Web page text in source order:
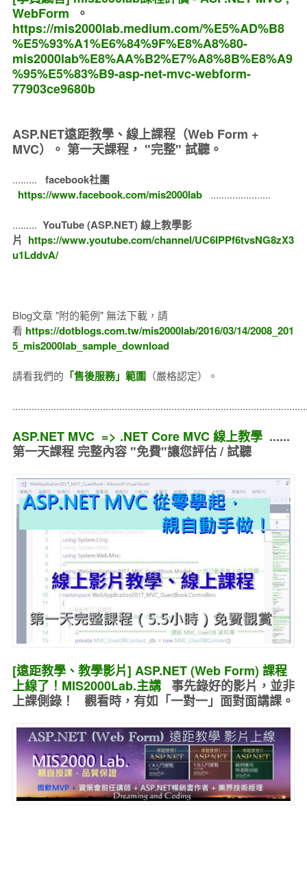
WebForm 。
https://mis2000lab.medium.com/%E5%AD%B8
%E5%93%A1%E6%84%9F%E8%A8%80-
mis2000lab%E8%AA%B2%E7%A8%8B%E8%A9
%95%E5%83%B9-asp-net-mvc-webform-
77903ce9680b
ASP.NET遠距教學、線上課程（Web Form +
MVC）。 第一天課程， "完整" 試聽。
.........
facebook社團
https://www.facebook.com/mis2000lab
......................
......... YouTube (ASP.NET) 線上教學影
片 https://www.youtube.com/channel/UC6IPPf6tvsNG8zX3
u1LddvA/
Blog文章 "附的範例" 無法下載，請
看 https://dotblogs.com.tw/mis2000lab/2016/03/14/2008_201
5_mis2000lab_sample_download
請看我們的 「售後服務」範圍（嚴格認定）。
ASP.NET MVC => .NET Core MVC 線上教學......
第一天課程 完整內容 "免費"讓您評估 / 試聽
[遠距教學、教學影片] ASP.NET (Web Form) 課程
上線了！MIS2000Lab.主講 事先錄好的影片，並非
上課側錄！ 觀看時，有如 「一對一」面對面講課。